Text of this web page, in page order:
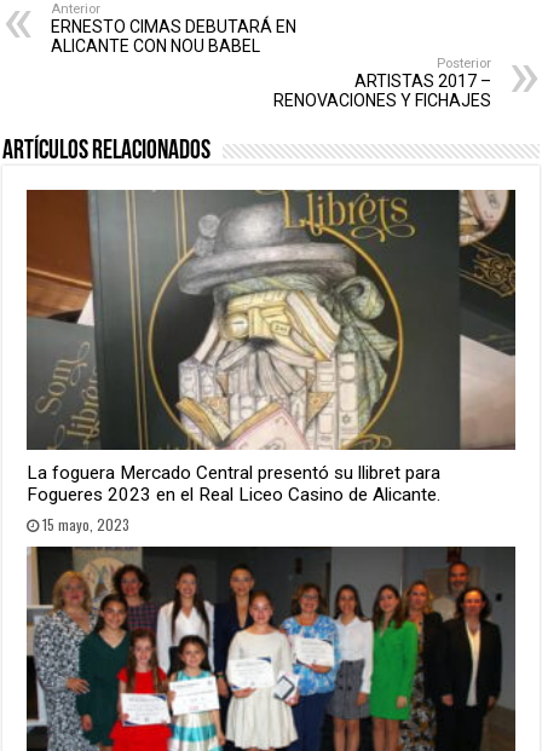
Anterior
ERNESTO CIMAS DEBUTARÁ EN
ALICANTE CON NOU BABEL
Posterior
ARTISTAS 2017 –
RENOVACIONES Y FICHAJES
Artículos relacionados
La foguera Mercado Central presentó su llibret para
Fogueres 2023 en el Real Liceo Casino de Alicante.
15 mayo, 2023